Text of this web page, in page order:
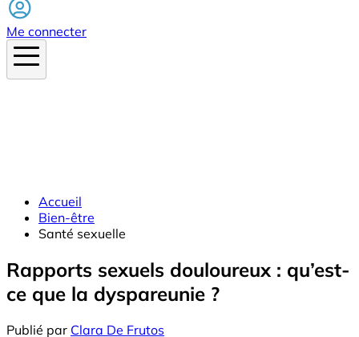
Me connecter
Accueil
Bien-être
Santé sexuelle
Rapports sexuels douloureux : qu’est-
ce que la dyspareunie ?
Publié par Clara De Frutos